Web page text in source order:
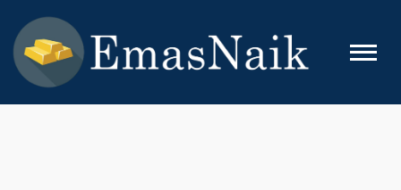
content
EMASNAIK
Topik Seputar Emas